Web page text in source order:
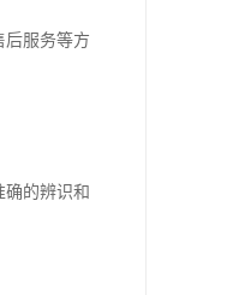
后服务等方
的辨识和